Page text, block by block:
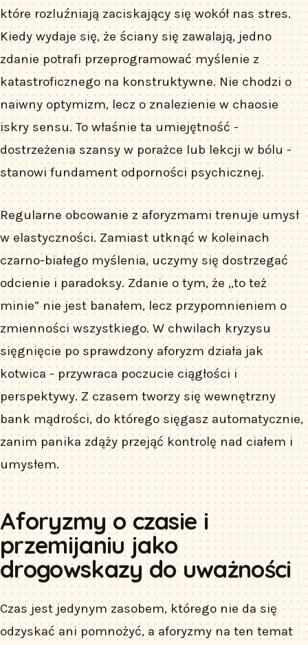
które rozluźniają zaciskający się wokół nas stres.
Kiedy wydaje się, że ściany się zawalają, jedno
zdanie potrafi przeprogramować myślenie z
katastroficznego na konstruktywne. Nie chodzi o
naiwny optymizm, lecz o znalezienie w chaosie
iskry sensu. To właśnie ta umiejętność -
dostrzeżenia szansy w porażce lub lekcji w bólu -
stanowi fundament odporności psychicznej.
Regularne obcowanie z aforyzmami trenuje umysł
w elastyczności. Zamiast utknąć w koleinach
czarno-białego myślenia, uczymy się dostrzegać
odcienie i paradoksy. Zdanie o tym, że „to też
minie” nie jest banałem, lecz przypomnieniem o
zmienności wszystkiego. W chwilach kryzysu
sięgnięcie po sprawdzony aforyzm działa jak
kotwica - przywraca poczucie ciągłości i
perspektywy. Z czasem tworzy się wewnętrzny
bank mądrości, do którego sięgasz automatycznie,
zanim panika zdąży przejąć kontrolę nad ciałem i
umysłem.
Aforyzmy o czasie i
przemijaniu jako
drogowskazy do uważności
Czas jest jedynym zasobem, którego nie da się
odzyskać ani pomnożyć, a aforyzmy na ten temat